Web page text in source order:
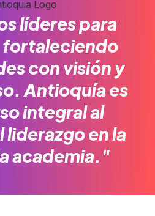
líderes para
con visión y
Antioquía es
integral al
liderazgo en la
academia."